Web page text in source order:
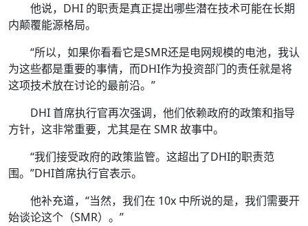
他说，DHI 的职责是真正提出哪些潜在技术可能在长期
内颠覆能源格局。
“所以，如果你看看它是SMR还是电网规模的电池，我认
为这些都是重要的事情，而DHI作为投资部门的责任就是将
这项技术放在讨论的最前沿。”
DHI 首席执行官再次强调，他们依赖政府的政策和指导
方针，这非常重要，尤其是在 SMR 故事中。
“我们接受政府的政策监管。这超出了DHI的职责范
围。”DHI首席执行官表示。
他补充道，“当然，我们在 10x 中所说的是，我们需要开
始谈论这个（SMR）。”